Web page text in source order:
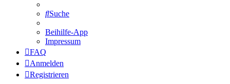
Suche
Beihilfe-App
Impressum
FAQ
Anmelden
Registrieren